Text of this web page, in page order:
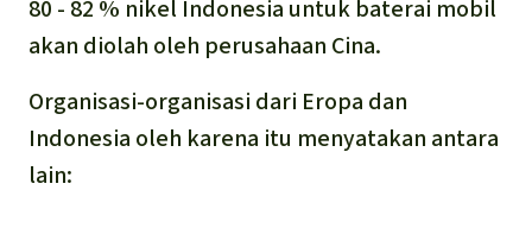
80 - 82 % nikel Indonesia untuk baterai mobil
akan diolah oleh perusahaan Cina.
Organisasi-organisasi dari Eropa dan
Indonesia oleh karena itu menyatakan antara
lain: